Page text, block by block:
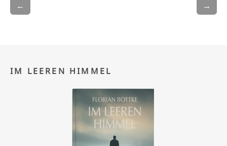
← →
IM LEEREN HIMMEL